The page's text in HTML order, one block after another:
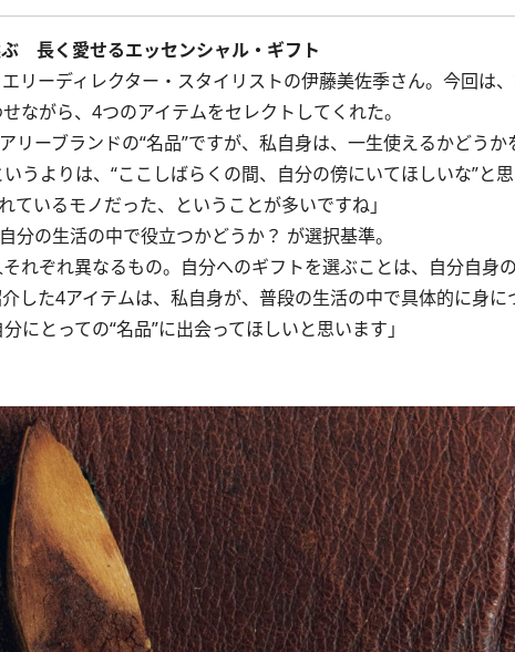
長く愛せるエッセンシャル・ギフト
リーディレクター・スタイリストの伊藤美佐季さん。今回は
ながら、4つのアイテムをセレクトしてくれた。
リーブランドの“名品”ですが、私自身は、一生使えるかどう
うよりは、“ここしばらくの間、自分の傍にいてほしいな”と
ているモノだった、ということが多いですね」
の生活の中で役立つかどうか？ が選択基準。
れぞれ異なるもの。自分へのギフトを選ぶことは、自分自身
した4アイテムは、私自身が、普段の生活の中で具体的に身に
とっての“名品”に出会ってほしいと思います」